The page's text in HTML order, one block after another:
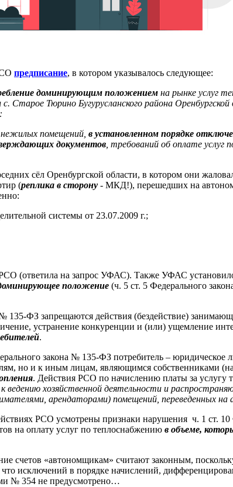
предписание, в котором указывалось следующее:
доминирующим положением на рынке услуг
Тюрино Бугурусланского района
помещений, в установленном порядке
документов , требований об оплате услуг
сёл Оренбургской области, в котором они
(реплика в сторону - МКД!), перешедших на
системы от 23.07.2009 г.;
(ответила на запрос УФАС). Также УФАС
положение (ч. 5 ст. 5 Федерального
135-ФЗ запрещаются действия (бездействие)
устранение конкуренции и (или) ущемление
.
закона № 135-ФЗ потребитель – юридическое
но и к иным лицам, являющимся
. Действия РСО по начислению платы за услугу
хозяйственной деятельности и
арендаторами) помещений, переведенных
РСО усмотрены признаки нарушения ч. 1 ст.
на оплату услуг по теплоснабжению в объеме,
счетов «автономщикам» считают законным,
исключений в порядке начислений,
№ 354 не предусмотрено…